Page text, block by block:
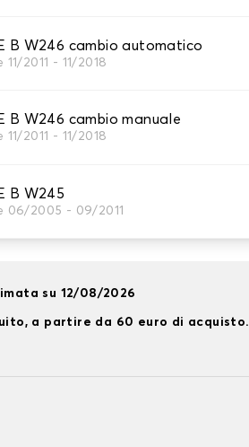
B W246 cambio automatico
11/2011 - 11/2018
B W246 cambio manuale
11/2011 - 11/2018
B W245
06/2005 - 09/2011
pneumatici?
su 12/08/2026
a partire da 60 euro di acquisto.